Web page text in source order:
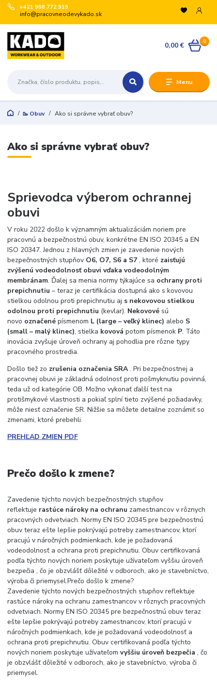
Menu
+421 908 772 919
info@pracovneodevykado.sk
0
0,00 €
🥾 Obuv Ako si správne vybrať obuv?
Ako si správne vybrať obuv?
Sprievodca výberom ochrannej
obuvi
V roku 2022 došlo k významným aktualizáciám noriem pre
pracovnú a bezpečnostnú obuv, konkrétne EN ISO 20345 a EN
ISO 20347. Jednou z hlavných zmien je zavedenie nových
bezpečnostných stupňov O6, O7, S6 a S7 , ktoré zaisťujú
zvýšenú vodeodolnosť obuvi vďaka vodeodolným
membránam. Ďalej sa menia normy týkajúce sa ochrany proti
prepichnutiu – teraz je certifikácia dostupná ako s kovovou
stielkou odolnou proti prepichnutiu aj s nekovovou stielkou
odolnou proti prepichnutiu (kevlar). Nekovové sú
novo označené písmenom L (large – veľký klinec) alebo S
(small – malý klinec), stielka kovová potom písmenok P. Táto
inovácia zvyšuje úroveň ochrany aj pohodlia pre rôzne typy
pracovného prostredia.
Došlo tiež zo zrušenia označenia SRA. Pri bezpečnostnej a
pracovnej obuvi je základná odolnosť proti pošmyknutiu povinná,
teda už od kategórie OB. Možno vykonať ďalší test na
protišmykové vlastnosti a pokiaľ splní tieto zvýšené požiadavky,
môže niesť označenie SR. Nižšie sa môžete detailne zoznámiť so
zmenami, ktoré prebehli.
PREHĽAD ZMIEN PDF
Prečo došlo k zmene?
Zavedenie týchto nových bezpečnostných stupňov
reflektuje rastúce nároky na ochranu zamestnancov v rôznych
pracovných odvetviach. Normy EN ISO 20345 pre bezpečnostnú
obuv teraz ešte lepšie pokrývajú potreby zamestnancov, ktorí
pracujú v náročných podmienkach, kde je požadovaná
vodeodolnosť a ochrana proti prepichnutiu. Obuv certifikovaná
podľa týchto nových noriem poskytuje užívateľom vyššiu úroveň
bezpečia , čo je obzvlášť dôležité v odboroch, ako je stavebníctvo,
výroba či priemysel.Prečo došlo k zmene?
Zavedenie týchto nových bezpečnostných stupňov reflektuje
rastúce nároky na ochranu zamestnancov v rôznych pracovných
odvetviach. Normy EN ISO 20345 pre bezpečnostnú obuv teraz
ešte lepšie pokrývajú potreby zamestnancov, ktorí pracujú v
náročných podmienkach, kde je požadovaná vodeodolnosť a
ochrana proti prepichnutiu. Obuv certifikovaná podľa týchto
nových noriem poskytuje užívateľom vyššiu úroveň bezpečia , čo
je obzvlášť dôležité v odboroch, ako je stavebníctvo, výroba či
priemysel.